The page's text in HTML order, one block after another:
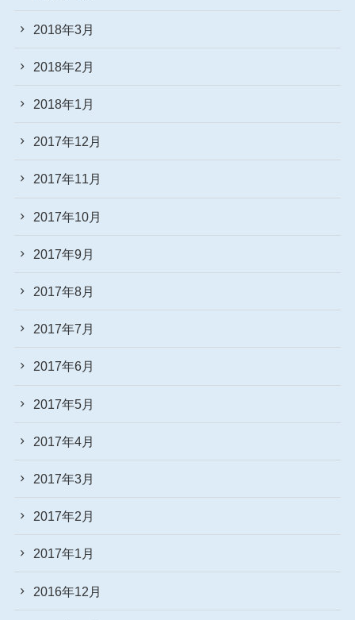
2018年3月
2018年2月
2018年1月
2017年12月
2017年11月
2017年10月
2017年9月
2017年8月
2017年7月
2017年6月
2017年5月
2017年4月
2017年3月
2017年2月
2017年1月
2016年12月